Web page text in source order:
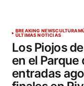
BREAKING NEWSCULTURA
ÚLTIMAS NOTICIAS
Los Piojos
en el Parque
entradas